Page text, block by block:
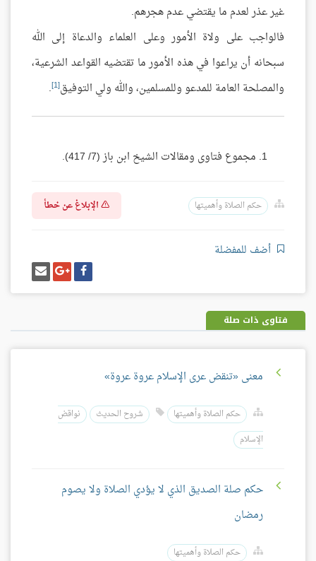
غير عذر لعدم ما يقتضي عدم هجرهم.
فالواجب على ولاة الأمور وعلى العلماء والدعاة إلى الله
سبحانه أن يراعوا في هذه الأمور ما تقتضيه القواعد الشرعية،
والمصلحة العامة للمدعو وللمسلمين، والله ولي التوفيق[1]
.
مجموع فتاوى ومقالات الشيخ ابن باز (7/ 417).
حكم الصلاة وأهميتها الإبلاغ عن خطأ
أضف للمفضلة
شارك
على
فيسبوك
شارك
على
غوغل
بلس
إرسل
إيميل
فتاوى ذات صلة
معنى «تنقض عرى الإسلام عروة عروة»
حكم الصلاة وأهميتها شروح الحديث
نواقض
الإسلام
حكم صلة الصديق الذي لا يؤدي الصلاة ولا يصوم
رمضان
حكم الصلاة وأهميتها